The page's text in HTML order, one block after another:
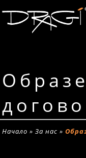
Начало »За нас »